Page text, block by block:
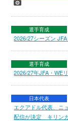
選手育成
2026/27シーズン
選手育成
2026/27年JFA・WE
日本代表
エクアドル代表、ニ
配信が決定 キリン